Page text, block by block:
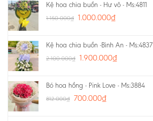
Kệ hoa chia buồn - Hư vô - Ms:4811
1.150.000₫ 1.000.000₫
Kệ hoa chia buồn -Bình An - Ms:4837
2.100.000₫ 1.900.000₫
Bó hoa hồng - Pink Love - Ms:3884
812.000₫ 700.000₫